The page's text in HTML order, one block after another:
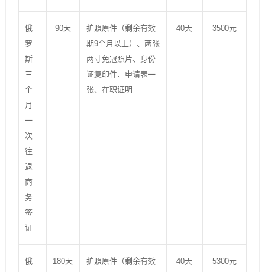
俄
罗
斯
三
个
月
一
次
往
返
商
务
签
证
90天
护照原件（剩余有效
期9个月以上）、两张
两寸免冠照片、身份
证复印件、申请表一
张、在职证明
40天 3500元
俄
180天
护照原件（剩余有效
40天 5300元